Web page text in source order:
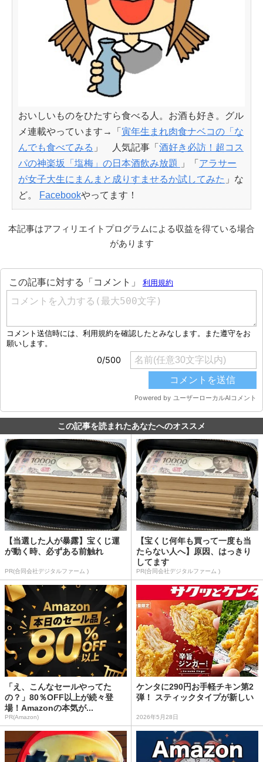
おいしいものをひたすら食べる人。お酒も好き。グル
メ連載やっています→「 寅年生まれ肉食ナベコの「な
んでも食べてみる 」 人気記事「 酒好き必訪！超コス
パの神楽坂「塩梅」の日本酒飲み放題
」「 アラサー
が女子大生にまんまと成りすませるか試してみた 」な
ど。
Facebookやってます！
本記事はアフィリエイトプログラムによる収益を得ている場合
があります
この記事を読まれたあなたへのオススメ
【当選した人が暴露】宝くじ運
が動く時、必ずある前触れ
PR(合同会社デジタルファーム )
【宝くじ何年も買って一度も当
たらない人へ】原因、はっきり
してます
PR(合同会社デジタルファーム )
「え、こんなセールやってた
の？」80％OFF以上が続々登
場！Amazonの本気が...
PR(Amazon)
ケンタに290円お手軽チキン第2
弾！ スティックタイプが新しい
2026年5月28日